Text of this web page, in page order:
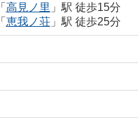
「 高見ノ里 」駅 徒歩15分
「 恵我ノ荘」駅 徒歩25分